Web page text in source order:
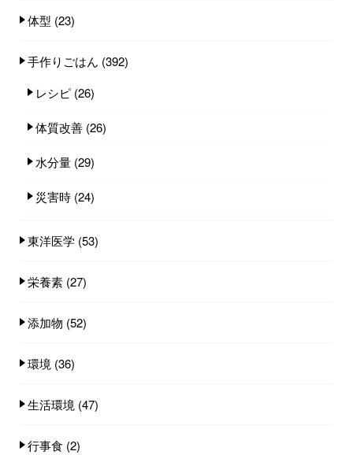
体型 (23)
手作りごはん (392)
レシピ (26)
体質改善 (26)
水分量 (29)
災害時 (24)
東洋医学 (53)
栄養素 (27)
添加物 (52)
環境 (36)
生活環境 (47)
行事食 (2)